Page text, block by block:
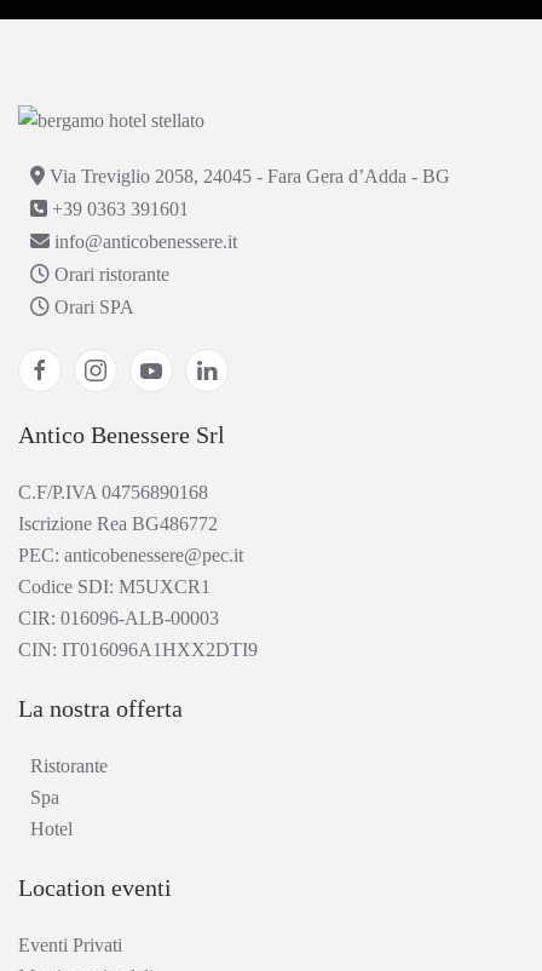
Via Treviglio 2058, 24045 - Fara Gera d’Adda - BG
+39 0363 391601
info@anticobenessere.it
Orari ristorante
Orari SPA
Antico Benessere Srl
C.F/P.IVA 04756890168
Iscrizione Rea BG486772
PEC: anticobenessere@pec.it
Codice SDI: M5UXCR1
CIR: 016096-ALB-00003
CIN: IT016096A1HXX2DTI9
La nostra offerta
Ristorante
Spa
Hotel
Location eventi
Eventi Privati